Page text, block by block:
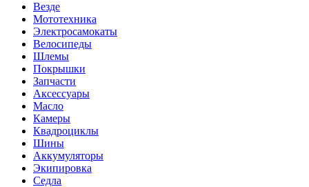
Везде
Мототехника
Электросамокаты
Велосипеды
Шлемы
Покрышки
Запчасти
Аксессуары
Масло
Камеры
Квадроциклы
Шины
Аккумуляторы
Экипировка
Седла